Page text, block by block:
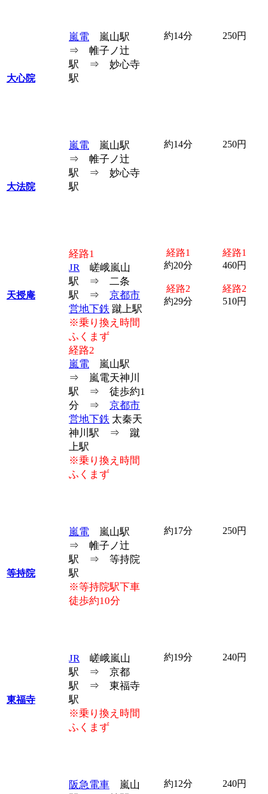
大心院
嵐電 嵐山駅
⇒ 帷子ノ辻
駅 ⇒ 妙心寺
駅
約14分 250円
大法院
嵐電 嵐山駅
⇒ 帷子ノ辻
駅 ⇒ 妙心寺
駅
約14分 250円
天授庵
経路1
JR 嵯峨嵐山
駅 ⇒ 二条
駅 ⇒ 京都市
営地下鉄 蹴上駅
※乗り換え時間
ふくまず
経路2
嵐電 嵐山駅
⇒ 嵐電天神川
駅 ⇒ 徒歩約1
分 ⇒ 京都市
営地下鉄 太秦天
神川駅 ⇒ 蹴
上駅
※乗り換え時間
ふくまず
経路1
約20分
経路2
約29分
経路1
460円
経路2
510円
等持院
嵐電 嵐山駅
⇒ 帷子ノ辻
駅 ⇒ 等持院
駅
※等持院駅下車
徒歩約10分
約17分 250円
東福寺
JR 嵯峨嵐山
駅 ⇒ 京都
駅 ⇒ 東福寺
駅
※乗り換え時間
ふくまず
約19分 240円
阪急電車 嵐山
約12分 240円